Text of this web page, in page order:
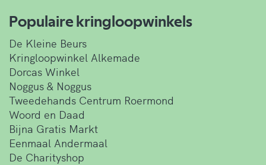
Populaire kringloopwinkels
De Kleine Beurs
Kringloopwinkel Alkemade
Dorcas Winkel
Noggus & Noggus
Tweedehands Centrum Roermond
Woord en Daad
Bijna Gratis Markt
Eenmaal Andermaal
De Charityshop